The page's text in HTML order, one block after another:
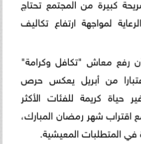
لمواجهة ارتفاع تكاليف
رفع معاش "تكافل وكرامة"
اعتبارا من أبريل يعكس حرص
حياة كريمة للفئات الأكثر
اقتراب شهر رمضان المبارك،
في المتطلبات المعيشية.